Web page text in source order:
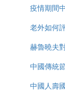
疫情期間
老外如何
赫魯曉夫
中國傳統
中國人壽